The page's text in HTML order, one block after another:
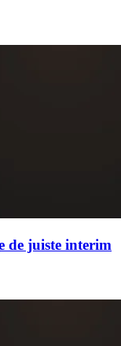
de juiste interim